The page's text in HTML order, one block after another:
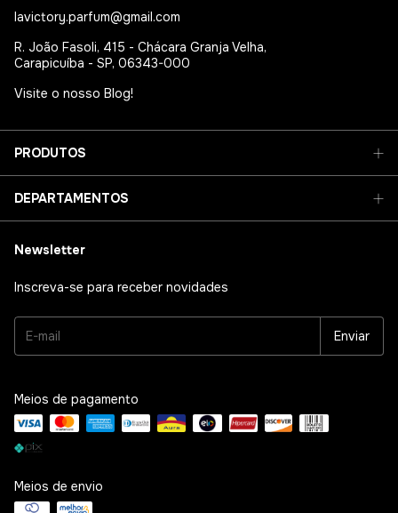
lavictory.parfum@gmail.com
R. João Fasoli, 415 - Chácara Granja Velha,
Carapicuíba - SP, 06343-000
Visite o nosso Blog!
PRODUTOS
DEPARTAMENTOS
Newsletter
Inscreva-se para receber novidades
Meios de pagamento
Meios de envio